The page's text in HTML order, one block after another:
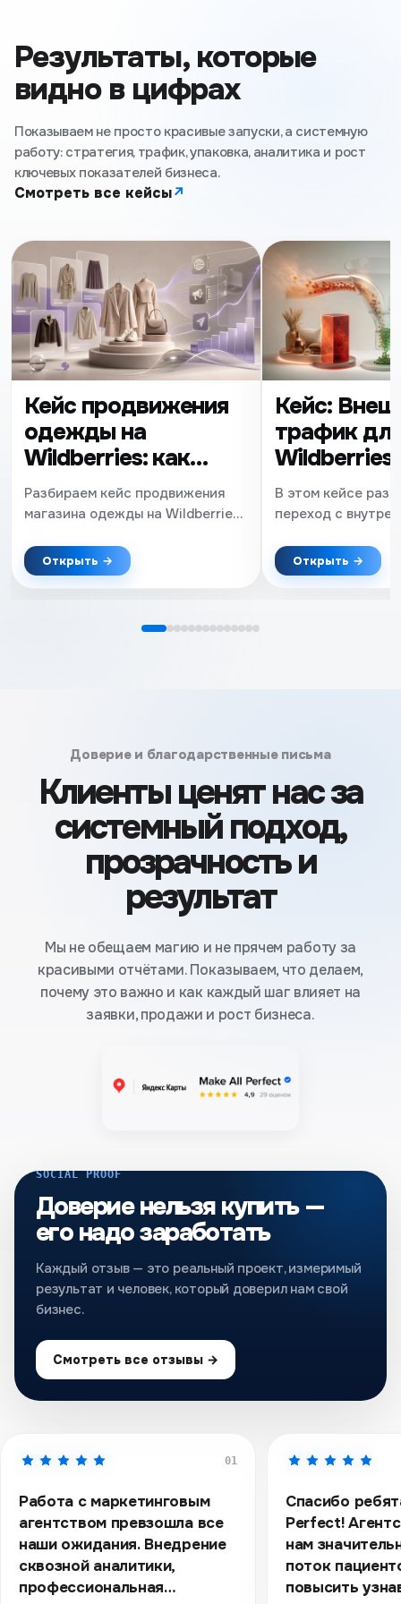
Результаты, которые
видно в цифрах
Показываем не просто красивые запуски, а системную
работу: стратегия, трафик, упаковка, аналитика и рост
ключевых показателей бизнеса.
Смотреть все кейсы↗
Кейс продвижения
одежды на
Wildberries: как
увеличить продажи
в fashion-нише
Разбираем кейс продвижения
магазина одежды на Wildberries
Открыть →
Кейс:
трафик
заказов на
снижения
В этом кейсе
переход с
вырасти на
за месяц.
Открыть →
Доверие и благодарственные письма
Клиенты ценят нас за
системный подход,
прозрачность и
результат
Мы не обещаем магию и не прячем работу за
красивыми отчётами. Показываем, что делаем,
почему это важно и как каждый шаг влияет на
заявки, продажи и рост бизнеса.
SOCIAL PROOF
Доверие нельзя купить —
его надо заработать
Каждый отзыв — это реальный проект, измеримый
результат и человек, который доверил нам свой
бизнес.
Смотреть все отзывы →
01
Работа с маркетинговым
агентством превзошла все
наши ожидания. Внедрение
сквозной аналитики,
профессиональная
Спасибо
Perfect!
нам
поток
повысить